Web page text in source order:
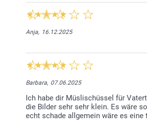
Anja, 16.12.2025
Barbara, 07.06.2025
Ich habe dir Müslischüssel für
die Bilder sehr sehr klein. Es wäre
echt schade allgemein wäre es